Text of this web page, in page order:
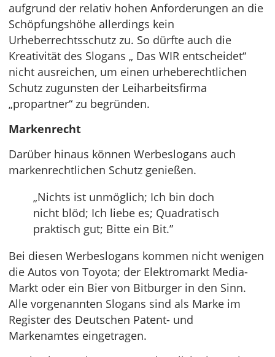
aufgrund der relativ hohen Anforderungen an die
Schöpfungshöhe allerdings kein
Urheberrechtsschutz zu. So dürfte auch die
Kreativität des Slogans „ Das WIR entscheidet“
nicht ausreichen, um einen urheberechtlichen
Schutz zugunsten der Leiharbeitsfirma
„propartner“ zu begründen.
Markenrecht
Darüber hinaus können Werbeslogans auch
markenrechtlichen Schutz genießen.
„Nichts ist unmöglich; Ich bin doch
nicht blöd; Ich liebe es; Quadratisch
praktisch gut; Bitte ein Bit.”
Bei diesen Werbeslogans kommen nicht wenigen
die Autos von Toyota; der Elektromarkt Media-
Markt oder ein Bier von Bitburger in den Sinn.
Alle vorgenannten Slogans sind als Marke im
Register des Deutschen Patent- und
Markenamtes eingetragen.